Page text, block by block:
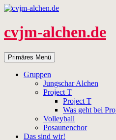
Zum
springen
cvjm-alchen.de
Suchen
Primäres Menü
Gruppen
Jungschar Alchen
Project T
Project T
Was geht bei
Volleyball
Posaunenchor
Das sind wir!